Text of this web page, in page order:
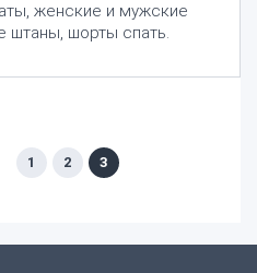
женские и мужские
шорты спать.
1 2 3